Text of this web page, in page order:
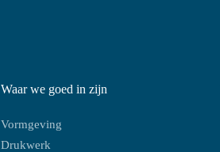
Waar we goed in zijn
Vormgeving
Drukwerk